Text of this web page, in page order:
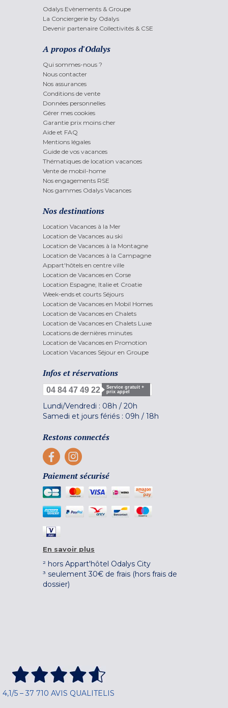
Odalys Evènements & Groupe
La Conciergerie by Odalys
Devenir partenaire Collectivités & CSE
A propos d'Odalys
Qui sommes-nous ?
Nous contacter
Nos assurances
Conditions de vente
Données personnelles
Gérer mes cookies
Garantie prix moins cher
Aide et FAQ
Mentions légales
Guide de vos vacances
Thématiques de location vacances
Vente de mobil-home
Nos engagements RSE
Nos gammes Odalys Vacances
Nos destinations
Location Vacances à la Mer
Location de Vacances au ski
Location de Vacances à la Montagne
Location de Vacances à la Campagne
Appart'hôtels en centre ville
Location de Vacances en Corse
Location Espagne, Italie et Croatie
Week-ends et courts Séjours
Location de Vacances en Mobil Homes
Location de Vacances en Chalets
Location de Vacances en Chalets Luxe
Locations de dernières minutes
Location de Vacances en Promotion
Location Vacances Séjour en Groupe
Infos et réservations
04 84 47 49 22
Service gratuit +
prix appel
Lundi/Vendredi : 08h / 20h
Samedi et jours fériés : 09h / 18h
Restons connectés
Paiement sécurisé
En savoir plus
² hors Appart'hôtel Odalys City
³ seulement 30€ de frais (hors frais de
dossier)
4,1/5 – 37 710 AVIS QUALITELIS